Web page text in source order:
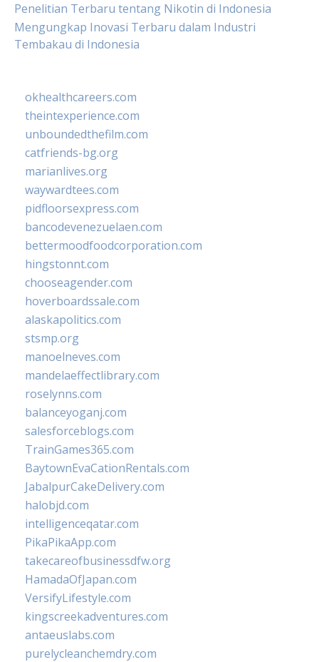
Penelitian Terbaru tentang Nikotin di Indonesia
Mengungkap Inovasi Terbaru dalam Industri
Tembakau di Indonesia
okhealthcareers.com
theintexperience.com
unboundedthefilm.com
catfriends-bg.org
marianlives.org
waywardtees.com
pidfloorsexpress.com
bancodevenezuelaen.com
bettermoodfoodcorporation.com
hingstonnt.com
chooseagender.com
hoverboardssale.com
alaskapolitics.com
stsmp.org
manoelneves.com
mandelaeffectlibrary.com
roselynns.com
balanceyoganj.com
salesforceblogs.com
TrainGames365.com
BaytownEvaCationRentals.com
JabalpurCakeDelivery.com
halobjd.com
intelligenceqatar.com
PikaPikaApp.com
takecareofbusinessdfw.org
HamadaOfJapan.com
VersifyLifestyle.com
kingscreekadventures.com
antaeuslabs.com
purelycleanchemdry.com